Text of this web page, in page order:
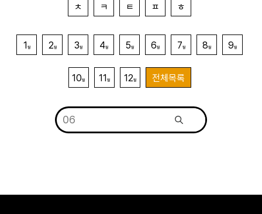
ㅊ ㅋ ㅌ ㅍ ㅎ
1 월 2월 3월 4월 5월 6월 7월 8월 9월
10월 11 월 12월 전체목록